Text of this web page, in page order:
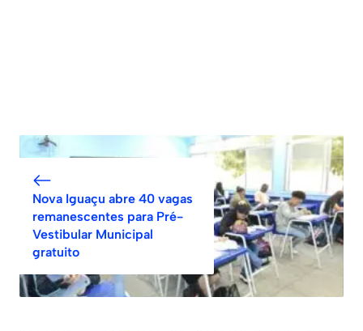
Nova Iguaçu abre 40 vagas
remanescentes para Pré-
Vestibular Municipal
gratuito